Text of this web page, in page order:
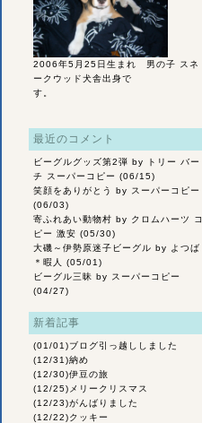
2006年5月25日生まれ 男の子 スネ
ークウッド犬舎出身で
す。
最近のコメント
ビーグルグッズ第2弾 by トリー バー
チ スーパーコピー (06/15)
笑顔をありがとう
by スーパーコピー
(06/03)
寄ふれあい動物村 by クロムハーツ コ
ピー 激安 (05/30)
大磯～伊勢原迷子ビーグル by よつば
＊暇人 (05/01)
ビーグル三昧 by スーパーコピー
(04/27)
新着記事
(01/01)ブログ引っ越ししました
(12/31)納め
(12/30)伊豆の旅
(12/25) メリークリスマス
(12/23)がんばりました
(12/22)クッキー